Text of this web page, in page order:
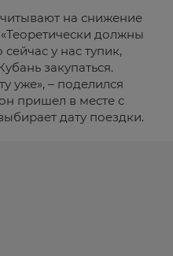
на снижение
должны
у нас тупик,
закупаться.
уже», – поделился
пришел в месте с
дату поездки.